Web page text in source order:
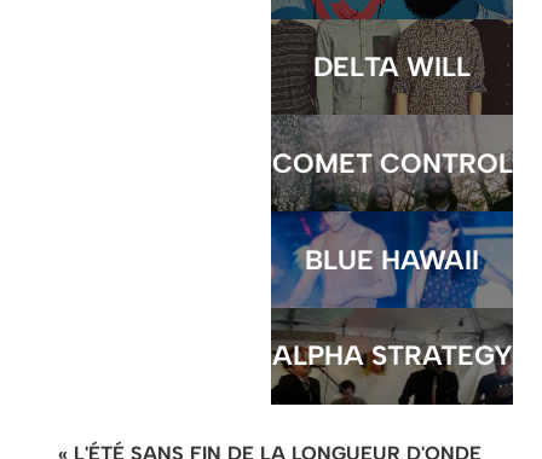
DELTA WILL
COMET CONTROL
BLUE HAWAII
ALPHA STRATEGY
« L'ÉTÉ SANS FIN DE LA LONGUEUR D'ONDE